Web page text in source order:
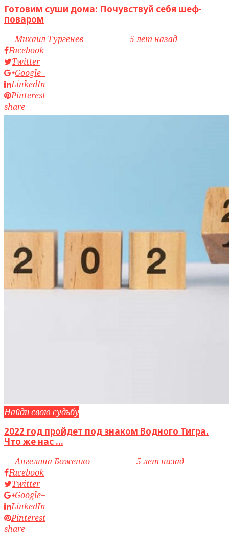
Готовим суши дома: Почувствуй себя шеф-
поваром
byМихаил Тургенев
5 лет назад
Facebook
Twitter
Google+
LinkedIn
Pinterest
share
Найди свою судьбу
2022 год пройдет под знаком Водного Тигра.
Что же нас ...
byАнгелина Боженко
5 лет назад
Facebook
Twitter
Google+
LinkedIn
Pinterest
share